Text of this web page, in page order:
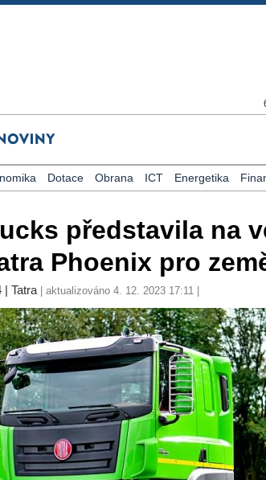
Dotace Obrana ICT Energetika
představila na
Phoenix pro
| Tatra| aktualizováno 4. 12. 2023 17:11 |